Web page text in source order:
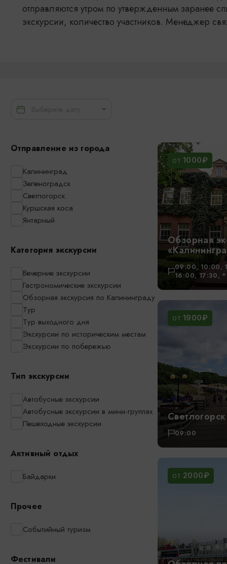
отправляются утром по утвержденным заранее
экскурсии, количество участников. Менеджер
Отправление из города
Калининград
Зеленоградск
Светлогорск
Куршская коса
Янтарный
Категория экскурсии
Вечерние экскурсии
Гастрономические экскурсии
Обзорная экскурсия по Калининграду
Тур
Тур выходного дня
Экскурсии по историческим местам
Экскурсии по побережью
Тип экскурсии
Автобусные экскурсии
Автобусные экскурсии в мини-группах
Пешеходные экскурсии
Активный отдых
Байдарки
Прочее
Событийный туризм
Фестивали
ОТ 1000₽
Обзорная
09:00, 10:00,
16:00, 17:30,
ОТ 1900₽
09:00
ОТ 2000₽